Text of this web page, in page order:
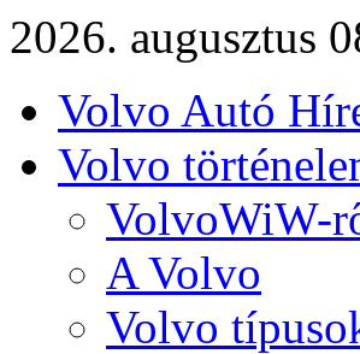
2026. augusztus
Volvo Autó
Volvo
VolvoWiW-
A Volvo
Volvo